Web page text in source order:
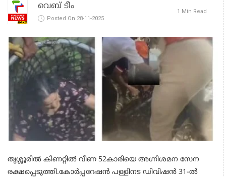
വെബ് ടീം
Posted On 28-11-2025
1 Min Read
തൃശ്ശൂരിൽ കിണറ്റിൽ വീണ 52കാരിയെ അഗ്നിശമന സേന
രക്ഷപ്പെടുത്തി.കോർപ്പറേഷൻ പള്ളിനട ഡിവിഷൻ 31-ൽ